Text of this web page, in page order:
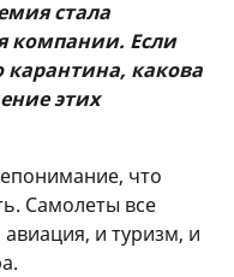
стала
компании. Если
карантина, какова
этих
что
Самолеты все
и туризм, и